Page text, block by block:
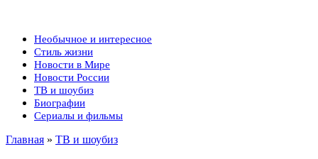
Необычное и интересное
Стиль жизни
Новости в Мире
Новости России
ТВ и шоубиз
Биографии
Сериалы и фильмы
Главная » ТВ и шоубиз